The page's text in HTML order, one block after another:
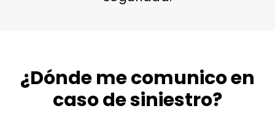
¿Dónde me comunico en
caso de siniestro?